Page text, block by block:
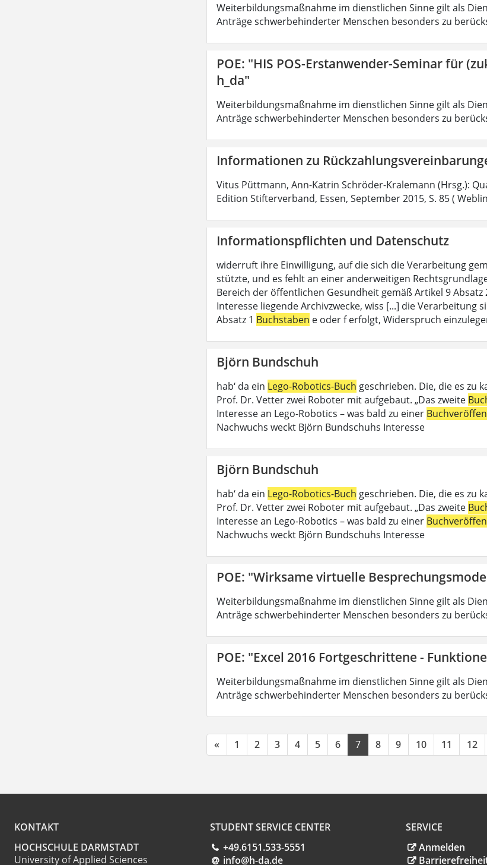
Weiterbildungsmaßnahme im dienstlichen Sinne gilt als
Anträge schwerbehinderter Menschen besonders zu
POE: "HIS POS-Erstanwender-Seminar für
h_da"
Weiterbildungsmaßnahme im dienstlichen Sinne gilt als
Anträge schwerbehinderter Menschen besonders zu
Informationen zu
Vitus Püttmann, Ann-Katrin Schröder-Kralemann (Hrsg.):
Edition Stifterverband, Essen, September 2015, S. 85 (
Informationspflichten und Datenschutz
widerruft ihre Einwilligung, auf die sich die Verarbeitung
stützte, und es fehlt an einer anderweitigen
Bereich der öffentlichen Gesundheit gemäß Artikel 9 Absatz
Interesse liegende Archivzwecke, wiss [...] die
Absatz 1 Buchstaben e oder f erfolgt, Widerspruch
Björn Bundschuh
hab‘ da ein Lego-Robotics-Buch geschrieben. Die, die es zu
Prof. Dr. Vetter zwei Roboter mit aufgebaut. „Das zweite
Interesse an Lego-Robotics – was bald zu einer
Nachwuchs weckt Björn Bundschuhs Interesse
Björn Bundschuh
hab‘ da ein Lego-Robotics-Buch geschrieben. Die, die es zu
Prof. Dr. Vetter zwei Roboter mit aufgebaut. „Das zweite
Interesse an Lego-Robotics – was bald zu einer
Nachwuchs weckt Björn Bundschuhs Interesse
POE: "Wirksame virtuelle
Weiterbildungsmaßnahme im dienstlichen Sinne gilt als
Anträge schwerbehinderter Menschen besonders zu
POE: "Excel 2016 Fortgeschrittene -
Weiterbildungsmaßnahme im dienstlichen Sinne gilt als
Anträge schwerbehinderter Menschen besonders zu
« 1 2 3 4 5 6 7 8 9 10 11 12
KONTAKT
HOCHSCHULE DARMSTADT
University of Applied Sciences
STUDENT SERVICE CENTER
+49.6151.533-5551
info@h-da.de
SERVICE
Anmelden